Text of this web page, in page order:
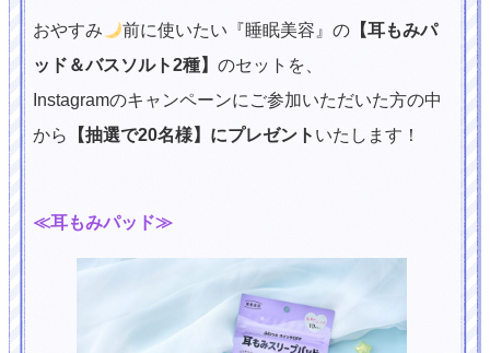
おやすみ 前に使いたい『睡眠美容』の 【耳もみパ
ッド＆バスソルト2種】 のセットを、
Instagramのキャンペーンにご参加いただいた方の中
から
【抽選で20名様】にプレゼント いたします！
≪耳もみパッド≫